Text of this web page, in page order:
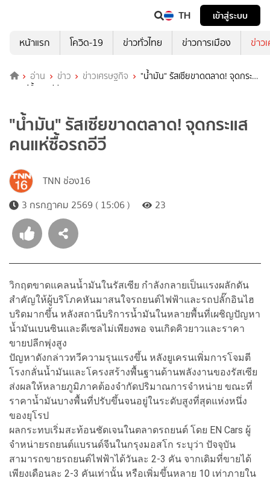
TH
เข้าสู่ระบบ
หน้าแรก
โควิด-19 ข่าวทั่วไทย ข่าวการเมือง ข่าว
อ่าน ข่าว ข่าวเศรษฐกิจ
"น้ำมัน" รัสเซียขาดตลาด! จุดกระแส
คนแห่ซื้อรถอีวี
"น้ำมัน" รัสเซียขาดตลาด! จุดกระแส
คนแห่ซื้อรถอีวี
TNN ช่อง16
3 กรกฎาคม 2569 ( 15:06 )
23
วิกฤตขาดแคลนน้ำมันในรัสเซีย กำลังกลายเป็นแรงผลักดัน
สำคัญให้ผู้บริโภคหันมาสนใจรถยนต์ไฟฟ้าและรถปลั๊กอินไฮ
บริดมากขึ้น หลังสถานีบริการน้ำมันในหลายพื้นที่เผชิญปัญหา
น้ำมันเบนซินและดีเซลไม่เพียงพอ จนเกิดคิวยาวและราคา
ขายปลีกพุ่งสูง
ปัญหาดังกล่าวทวีความรุนแรงขึ้น หลังยูเครนเพิ่มการโจมตี
โรงกลั่นน้ำมันและโครงสร้างพื้นฐานด้านพลังงานของรัสเซีย
ส่งผลให้หลายภูมิภาคต้องจำกัดปริมาณการจำหน่าย ขณะที่
ราคาน้ำมันบางพื้นที่ปรับขึ้นจนอยู่ในระดับสูงที่สุดแห่งหนึ่ง
ของยุโรป
ผลกระทบเริ่มสะท้อนชัดเจนในตลาดรถยนต์ โดย EN Cars ผู้
จำหน่ายรถยนต์แบรนด์จีนในกรุงมอสโก ระบุว่า ปัจจุบัน
สามารถขายรถยนต์ไฟฟ้าได้วันละ 2-3 คัน จากเดิมที่ขายได้
เพียงเดือนละ 2-3 คันเท่านั้น หรือเพิ่มขึ้นหลาย 10 เท่าภายใน